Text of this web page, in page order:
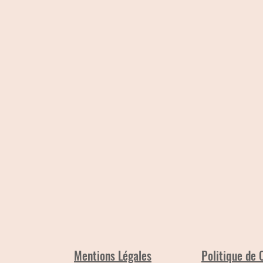
Mentions Légales Politique de